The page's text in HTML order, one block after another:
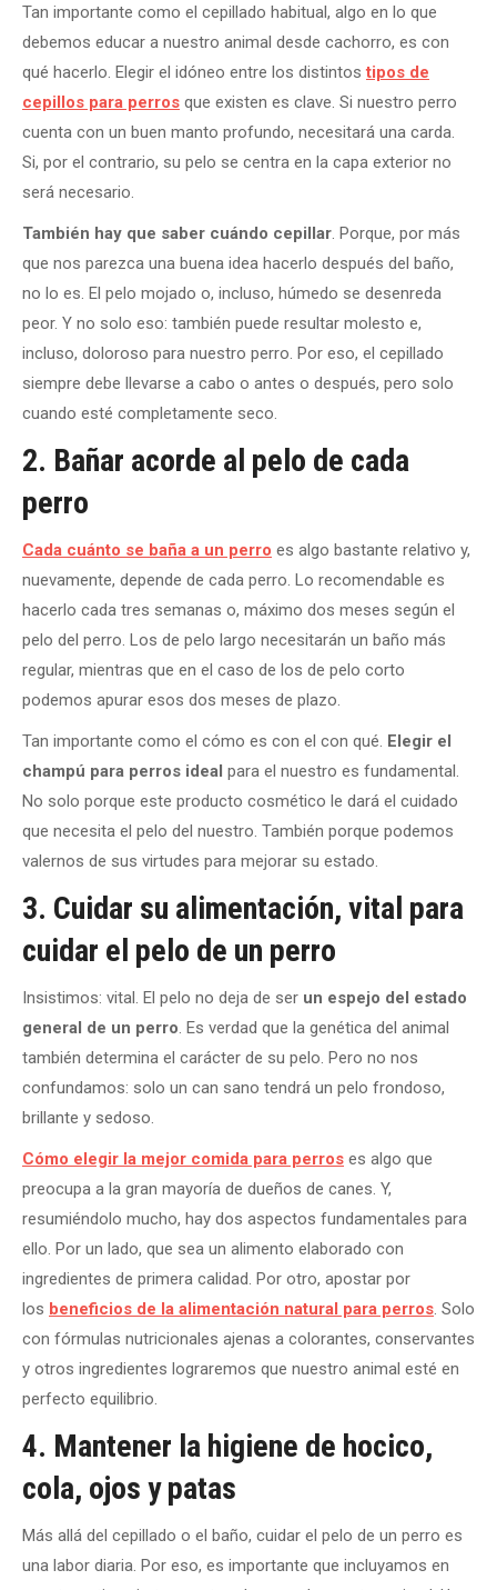
Tan importante como el cepillado habitual, algo en lo que
debemos educar a nuestro animal desde cachorro, es con
qué hacerlo. Elegir el idóneo entre los distintostipos de
cepillos para perros que existen es clave. Si nuestro perro
cuenta con un buen manto profundo, necesitará una carda.
Si, por el contrario, su pelo se centra en la capa exterior no
será necesario.
También hay que saber cuándo cepillar. Porque, por más
que nos parezca una buena idea hacerlo después del baño,
no lo es. El pelo mojado o, incluso, húmedo se desenreda
peor. Y no solo eso: también puede resultar molesto e,
incluso, doloroso para nuestro perro. Por eso, el cepillado
siempre debe llevarse a cabo o antes o después, pero solo
cuando esté completamente seco.
2. Bañar acorde al pelo de cada
perro
Cada cuánto se baña a un perro es algo bastante relativo y,
nuevamente, depende de cada perro. Lo recomendable es
hacerlo cada tres semanas o, máximo dos meses según el
pelo del perro. Los de pelo largo necesitarán un baño más
regular, mientras que en el caso de los de pelo corto
podemos apurar esos dos meses de plazo.
Tan importante como el cómo es con el con qué. Elegir el
champú para perros ideal para el nuestro es fundamental.
No solo porque este producto cosmético le dará el cuidado
que necesita el pelo del nuestro. También porque podemos
valernos de sus virtudes para mejorar su estado.
3. Cuidar su alimentación, vital para
cuidar el pelo de un perro
Insistimos: vital. El pelo no deja de ser un espejo del estado
general de un perro. Es verdad que la genética del animal
también determina el carácter de su pelo. Pero no nos
confundamos: solo un can sano tendrá un pelo frondoso,
brillante y sedoso.
Cómo elegir la mejor comida para perros es algo que
preocupa a la gran mayoría de dueños de canes. Y,
resumiéndolo mucho, hay dos aspectos fundamentales para
ello. Por un lado, que sea un alimento elaborado con
ingredientes de primera calidad. Por otro, apostar por
los beneficios de la alimentación natural para perros. Solo
con fórmulas nutricionales ajenas a colorantes, conservantes
y otros ingredientes lograremos que nuestro animal esté en
perfecto equilibrio.
4. Mantener la higiene de hocico,
cola, ojos y patas
Más allá del cepillado o el baño, cuidar el pelo de un perro es
una labor diaria. Por eso, es importante que incluyamos en